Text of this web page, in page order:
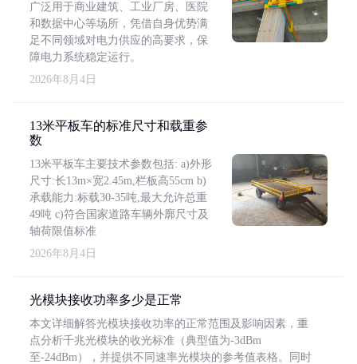
广泛用于商业建筑、工业厂房、医院
和数据中心等场所，凭借自身优势满
足不同领域对电力供应的高要求，保
障电力系统稳定运行。
2026年8月4日
13米平板车的标准尺寸和载重参
数
13米平板车主要技术参数包括: a)外形
尺寸:长13m×宽2.45m,栏板高55cm b)
承载能力:标载30-35吨,最大允许总重
49吨 c)符合国家道路车辆外廓尺寸及
轴荷限值标准
2026年8月4日
光模块接收功率多少是正常
本文详细解答光模块接收功率的正常范围及影响因素，重
点分析千兆光模块的收光标准（典型值为-3dBm
至-24dBm），并提供不同速率光模块的参考值表格。同时